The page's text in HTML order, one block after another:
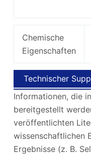
Chemische
Eigenschaften
Technischer
Informationen, die
bereitgestellt
veröffentlichten
wissenschaftlichen
Ergebnisse (z. B.